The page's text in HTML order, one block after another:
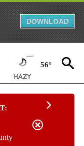
DOWNLOAD
56°